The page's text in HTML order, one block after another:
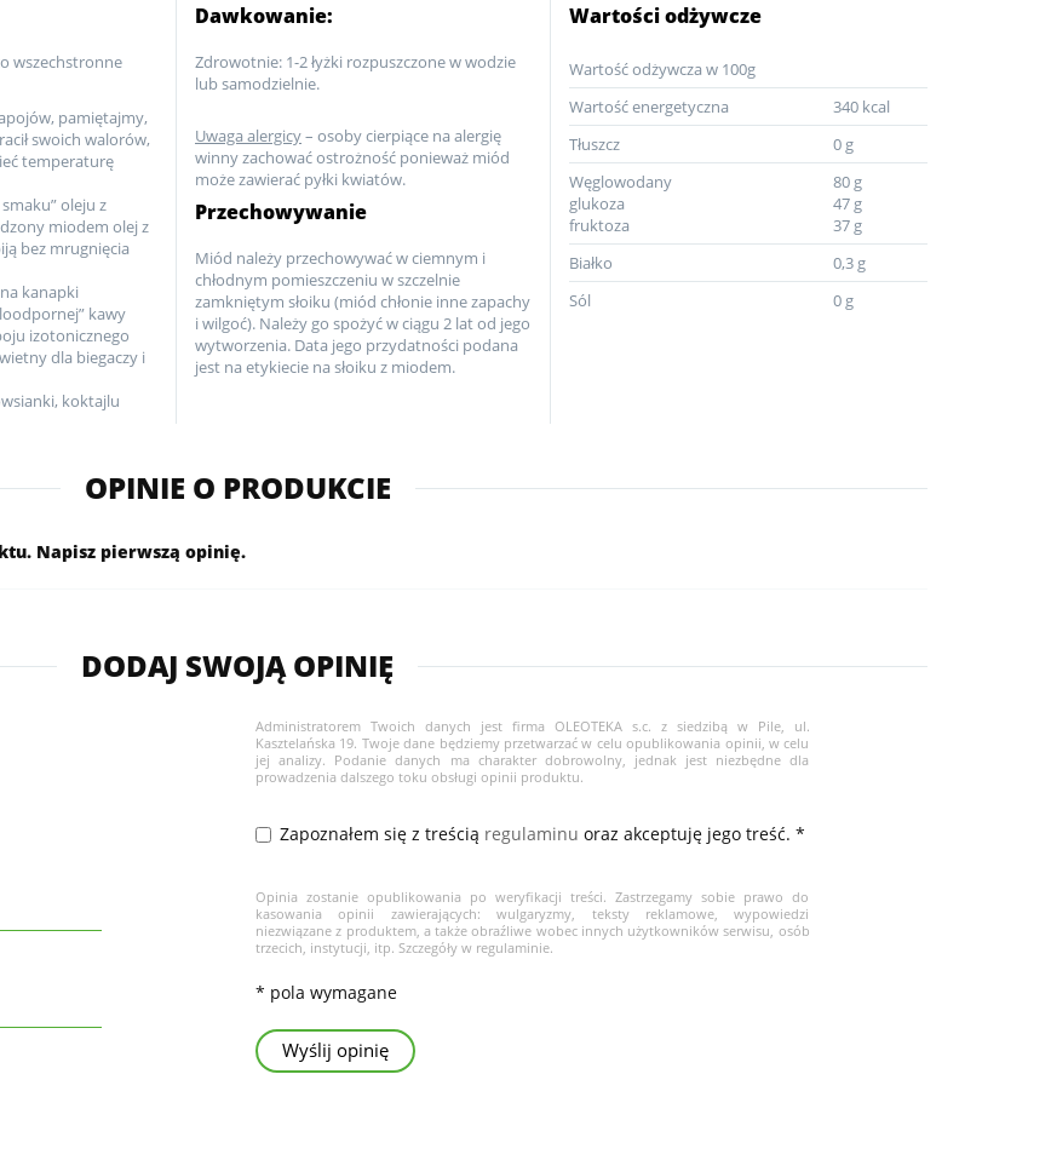
wszechstronne
pamiętajmy,
swoich walorów,
temperaturę
smaku” oleju z
miodem olej z
bez mrugnięcia
kanapki
kawy
izotonicznego
dla biegaczy i
koktajlu
Dawkowanie:
Zdrowotnie: 1-2 łyżki rozpuszczone w wodzie
lub samodzielnie.
Uwaga alergicy– osoby cierpiące na alergię
winny zachować ostrożność ponieważ miód
może zawierać pyłki kwiatów.
Przechowywanie
Miód należy przechowywać w ciemnym i
chłodnym pomieszczeniu w szczelnie
zamkniętym słoiku (miód chłonie inne zapachy
i wilgoć). Należy go spożyć w ciągu 2 lat od jego
wytworzenia. Data jego przydatności podana
jest na etykiecie na słoiku z miodem.
Wartości odżywcze
Wartość odżywcza w 100g
Wartość energetyczna
340 kcal
Tłuszcz
0 g
Węglowodany
glukoza
fruktoza
80 g
47 g
37 g
Białko
0,3 g
Sól
0 g
OPINIE O PRODUKCIE
Napisz pierwszą opinię.
DODAJ SWOJĄ OPINIĘ
Administratorem Twoich danych jest firma OLEOTEKA s.c. z siedzibą w Pile, ul.
Kasztelańska 19. Twoje dane będziemy przetwarzać w celu opublikowania opinii, w celu
jej analizy. Podanie danych ma charakter dobrowolny, jednak jest niezbędne dla
prowadzenia dalszego toku obsługi opinii produktu.
Zapoznałem się z treścią regulaminu oraz akceptuję jego treść. *
Opinia zostanie opublikowania po weryfikacji treści. Zastrzegamy sobie prawo do
kasowania opinii zawierających: wulgaryzmy, teksty reklamowe, wypowiedzi
niezwiązane z produktem, a także obraźliwe wobec innych użytkowników serwisu, osób
trzecich, instytucji, itp. Szczegóły w regulaminie.
* pola wymagane
Wyślij opinię